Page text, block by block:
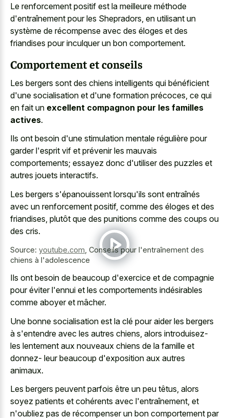
Le renforcement positif est la meilleure méthode
d'entraînement pour les Shepradors, en utilisant un
système de récompense avec des éloges et des
friandises pour inculquer un bon comportement.
Comportement et conseils
Les bergers sont des chiens intelligents qui bénéficient
d'une socialisation et d'une formation précoces, ce qui
en fait un excellent compagnon pour les familles
actives.
Ils ont besoin d'une stimulation mentale régulière pour
garder l'esprit vif et prévenir les mauvais
comportements; essayez donc d'utiliser des puzzles et
autres jouets interactifs.
Les bergers s'épanouissent lorsqu'ils sont entraînés
avec un renforcement positif, comme des éloges et des
friandises, plutôt que des punitions comme des coups ou
des cris.
Source: youtube.com Conseils pour l'entraînement des
chiens à l'adolescence
Ils ont besoin de beaucoup d'exercice et de compagnie
pour éviter l'ennui et les comportements indésirables
comme aboyer et mâcher.
Une bonne socialisation est la clé pour aider les bergers
à s'entendre avec les autres chiens, alors introduisez-
les lentement aux nouveaux chiens de la famille et
donnez- leur beaucoup d'exposition aux autres
animaux.
Les bergers peuvent parfois être un peu têtus, alors
soyez patients et cohérents avec l'entraînement, et
n'oubliez pas de récompenser un bon comportement par